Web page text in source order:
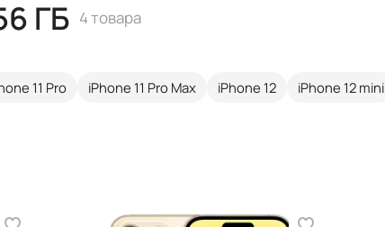
ГБ 4 товара
11 Pro iPhone 11 Pro Max iPhone 12 iPhone 12 mini